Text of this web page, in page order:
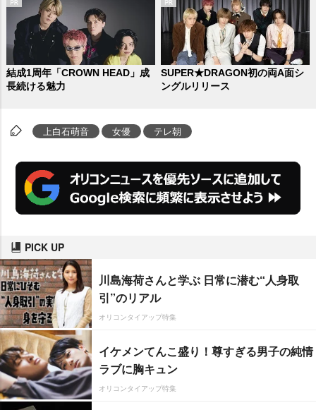
結成1周年「CROWN HEAD」成
長続ける魅力
SUPER★DRAGON初の両A面シ
ングルリリース
上白石萌音 女優 テレ朝
PICK UP
川島海荷さんと学ぶ 日常に潜む“人身取
引”のリアル
オリコンタイアップ特集
イケメンてんこ盛り！尊すぎる男子の純情
ラブに胸キュン
オリコンタイアップ特集